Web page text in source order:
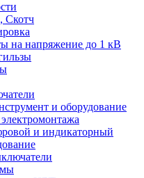
Скотч
на напряжение до 1 кВ
и оборудование
и индикаторный